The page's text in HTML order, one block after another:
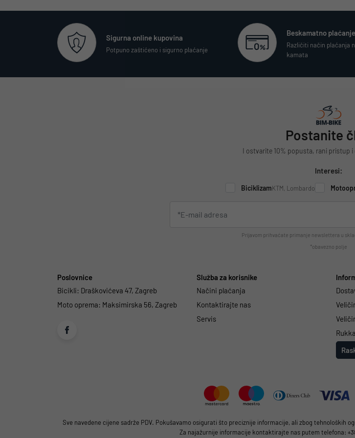
Sigurna online kupovina
Potpuno zaštićeno i sigurno plaćanje
Beskamatno plaćanje
Različiti način plaćanja
kamata
Postanite
I ostvarite 10% popusta, rani pristup
Interesi:
BiciklizamKTM, Lombardo
Prijavom prihvaćate primanje newslettera u
*obavezno polje
Poslovnice
Bicikli: Draškovićeva 47, Zagreb
Moto oprema: Maksimirska 56, Zagreb
Služba za korisnike
Načini plaćanja
Kontaktirajte nas
Servis
Sve navedene cijene sadrže PDV. Pokušavamo osigurati što preciznije informacije, ali zbog
Za najažurnije informacije kontaktirajte nas putem telefona: